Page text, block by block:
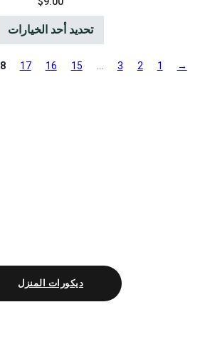
تحديد أحد الخيارات
→
15
16
17
18
ديكورات المنزل